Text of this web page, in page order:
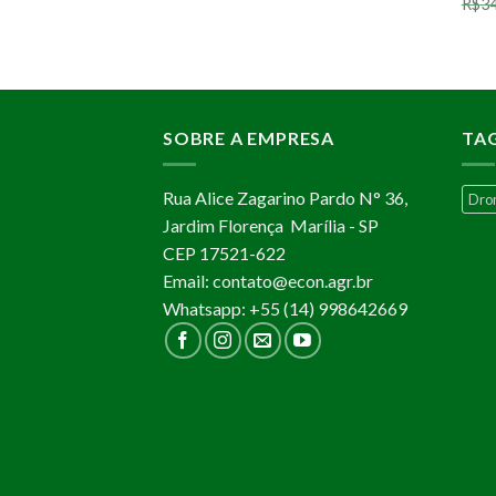
R$
SOBRE A EMPRESA
Rua Alice Zagarino Pardo N° 36,
Jardim Florença Marília - SP
CEP 17521-622
Email: contato@econ.agr.br
Whatsapp: +55 (14) 998642669